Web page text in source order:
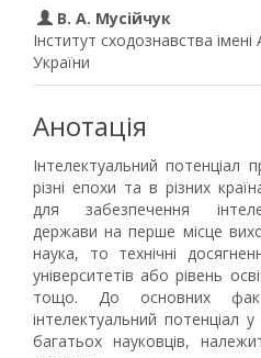
В. А. Мусійчук
Інститут сходознавства
України
Анотація
Інтелектуальний потенціал
різні епохи та в різних
для забезпечення
держави на перше місце
наука, то технічні
університетів або рівень
тощо. До основних
інтелектуальний потенціал
багатьох науковців,